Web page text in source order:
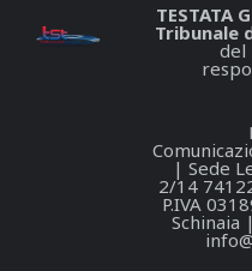
TESTATA
Tribunale
del
| Sede
2/14
P.IVA
Schinaia